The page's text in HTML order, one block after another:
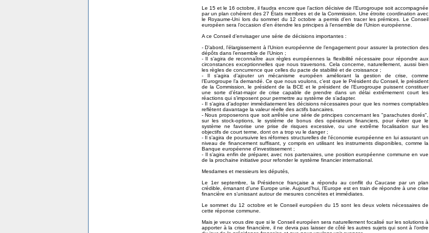
Le 15 et le 16 octobre, il faudra encore que l’action décisive de l’Eurogroupe soit accompagnée
par un plan cohérent des 27 États membres et de la Commission. Une étroite coordination avec
le Royaume-Uni lors du sommet du 12 octobre a permis d’en tracer les prémices. Le Conseil
européen sera l’occasion d’en étendre les principes à l’ensemble de l’Union européenne.
A ce Conseil d’envisager une série de décisions importantes :
- D’abord, l’élargissement à l’Union européenne de l’engagement pour assurer la protection des
dépôts dans l’ensemble de l’Union ;
- Il s’agira de reconnaître aux règles européennes la flexibilité nécessaire pour répondre aux
circonstances exceptionnelles que nous traversons. Cela concerne, naturellement, aussi bien
les règles de concurrence que celles du pacte de stabilité et de croissance ;
- Il s’agira d’ajouter un mécanisme européen améliorant la gestion de crise, comme
l’Eurogroupe l’a demandé. Ce que nous voulons, c’est que le Président du Conseil, le président
de la Commission, le président de la BCE et le président de l’Eurogroupe puissent constituer
une sorte d’état-major de crise capable de prendre dans un délai extrêmement court les
réactions qui s’imposent pour permettre au système de s’adapter.
- Il s’agira d’adopter immédiatement les décisions nécessaires pour que les normes comptables
reflètent davantage la valeur réelle des actifs bancaires.
- Nous proposerons que soit arrêtée une série de principes concernant les "parachutes dorés",
sur les stock-options, le système de bonus des opérateurs financiers, pour éviter que le
système ne favorise une prise de risques excessive, ou une extrême focalisation sur les
objectifs de court terme, dont on a trop vu le danger ;
- Il s’agira de poursuivre les réformes structurelles de l’économie européenne en lui assurant un
niveau de financement suffisant, y compris en utilisant les instruments disponibles, comme la
Banque européenne d’investissement ;
- Il s’agira enfin de préparer, avec nos partenaires, une position européenne commune en vue
de la prochaine initiative pour refonder le système financier international.
Mesdames et messieurs les députés,
Le 1er septembre, la Présidence française a répondu au conflit du Caucase par un plan
crédible, émanant d’une Europe unie. Aujourd’hui, l’Europe est en train de répondre à une crise
financière en s’unissant autour de mesures concrètes et immédiates.
Le sommet du 12 octobre et le Conseil européen du 15 sont les deux volets nécessaires de
cette réponse commune.
Mais je veux vous dire que si le Conseil européen sera naturellement focalisé sur les solutions à
apporter à la crise financière, il ne devra pas laisser de côté les autres sujets qui sont à l’ordre